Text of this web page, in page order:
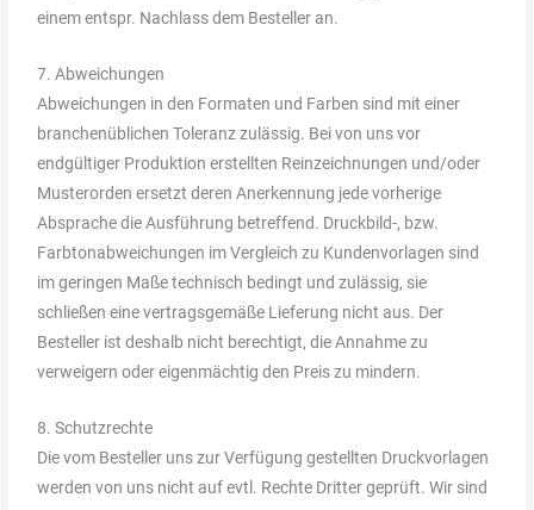
einem entspr. Nachlass dem Besteller an.
7. Abweichungen
Abweichungen in den Formaten und Farben sind mit einer
branchenüblichen Toleranz zulässig. Bei von uns vor
endgültiger Produktion erstellten Reinzeichnungen und/oder
Musterorden ersetzt deren Anerkennung jede vorherige
Absprache die Ausführung betreffend. Druckbild-, bzw.
Farbtonabweichungen im Vergleich zu Kundenvorlagen sind
im geringen Maße technisch bedingt und zulässig, sie
schließen eine vertragsgemäße Lieferung nicht aus. Der
Besteller ist deshalb nicht berechtigt, die Annahme zu
verweigern oder eigenmächtig den Preis zu mindern.
8. Schutzrechte
Die vom Besteller uns zur Verfügung gestellten Druckvorlagen
werden von uns nicht auf evtl. Rechte Dritter geprüft. Wir sind